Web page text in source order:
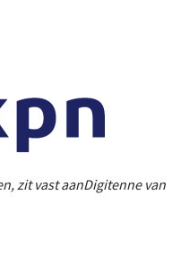
zit vast aanDigitenne van